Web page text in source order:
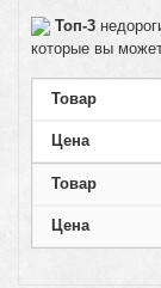
Топ-3
которые вы
Товар
Цена
Товар
Цена